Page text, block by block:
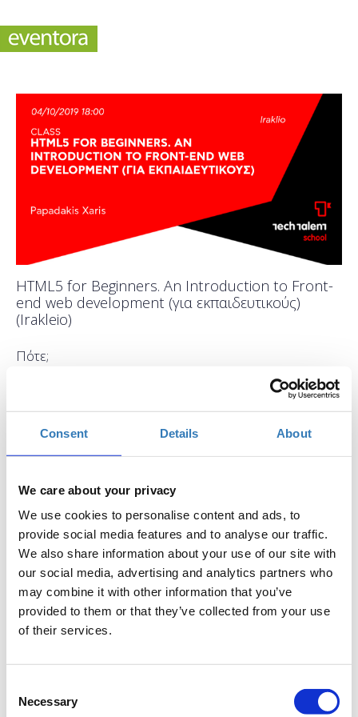
Consent Details About
We care about your privacy
We use cookies to personalise content and ads, to
provide social media features and to analyse our traffic.
We also share information about your use of our site with
our social media, advertising and analytics partners who
may combine it with other information that you’ve
provided to them or that they’ve collected from your use
of their services.
Selection
Necessary
HTML5 for Beginners. An Introduction to Front-
end web development (για εκπαιδευτικούς)
(Irakleio)
Πότε;
Προσθήκη στο ημερολόγιό σας
Η περίοδος εγγραφών έχει λήξει.
Το σεμινάριο απευθύνεται σε εκπαιδευτικούς Α/θμιας και
ιστοσελίδας και να μάθουν πώς μπορούν να την
κατασκευάσουν με τη χρήση κώδικα HTML. Στο παρόν